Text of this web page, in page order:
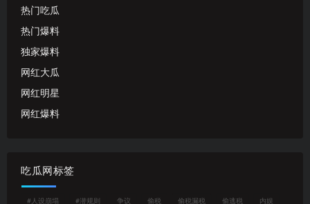
热门吃瓜
热门爆料
独家爆料
网红大瓜
网红明星
网红爆料
吃瓜网标签
#人设崩塌 #潜规则 争议 偷税 偷税漏税 偷逃税 内娱